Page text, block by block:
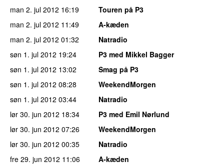
man 2. jul 2012 16:19
Touren på P3
man 2. jul 2012 11:49
A-kæden
man 2. jul 2012 01:32
Natradio
søn 1. jul 2012 19:24
P3 med Mikkel Bagger
søn 1. jul 2012 13:02
Smag på P3
søn 1. jul 2012 08:28
WeekendMorgen
søn 1. jul 2012 03:44
Natradio
lør 30. jun 2012 18:34
P3 med Emil Nørlund
lør 30. jun 2012 07:26
WeekendMorgen
lør 30. jun 2012 00:35
Natradio
fre 29. jun 2012 11:06
A-kæden